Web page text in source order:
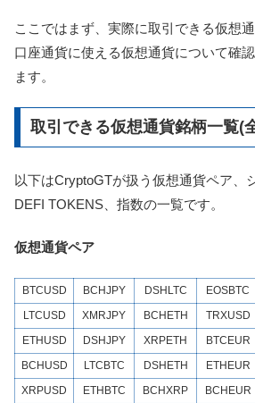
ここではまず、実際に取引できる仮想
口座通貨に使える仮想通貨について確
ます。
取引できる仮想通貨銘柄一覧(
以下はCryptoGTが扱う仮想通貨ペア、
DEFI TOKENS、指数の一覧です。
仮想通貨ペア
BTCUSD BCHJPY DSHLTC EOSBTC
LTCUSD
XMRJPY BCHETH TRXUSD
ETHUSD
DSHJPY XRPETH BTCEUR
BCHUSD
LTCBTC DSHETH ETHEUR
XRPUSD
ETHBTC BCHXRP BCHEUR